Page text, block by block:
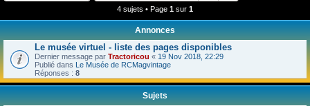
r
4 sujets • Page 1 sur 1
Annonces
Le musée virtuel - liste des pages disponibles
Dernier message par Tractoricou « 19 Nov 2018, 22:29
Publié dans Le Musée de RCMagvintage
Réponses : 8
Sujets